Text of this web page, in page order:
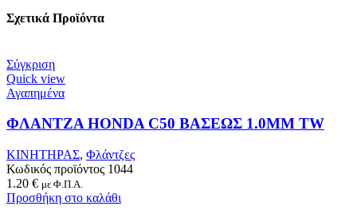
Σχετικά Προϊόντα
Σύγκριση
Quick view
Αγαπημένα
ΦΛΑΝΤΖΑ ΗΟΝDA C50 ΒΑΣΕΩΣ 1.0MM TW
ΚΙΝΗΤΗΡΑΣ, Φλάντζες
Κωδικός προϊόντος 1044
1.20 € με Φ.Π.Α.
Προσθήκη στο καλάθι